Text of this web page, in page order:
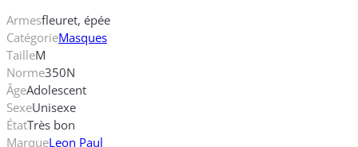
Armesfleuret, épée
CatégorieMasques
TailleM
Norme350N
ÂgeAdolescent
SexeUnisexe
ÉtatTrès bon
MarqueLeon Paul